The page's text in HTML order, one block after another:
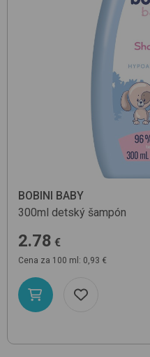
BOBINI BABY
300ml detský šampón
2.78 €
Cena za 100 ml: 0,93 €